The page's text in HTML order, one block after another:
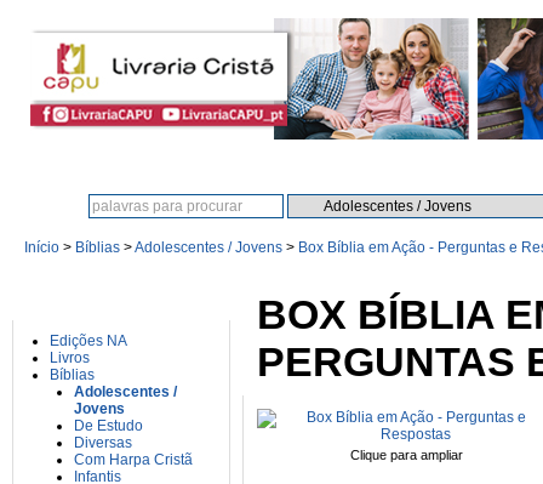
Início > Bíblias >Adolescentes / Jovens > Box Bíblia em Ação - Perguntas e
Edições NA
Livros
Bíblias
Adolescentes /
Jovens
De Estudo
Diversas
Com Harpa Cristã
Infantis
BOX BÍBLIA
PERGUNTAS
Clique para ampliar